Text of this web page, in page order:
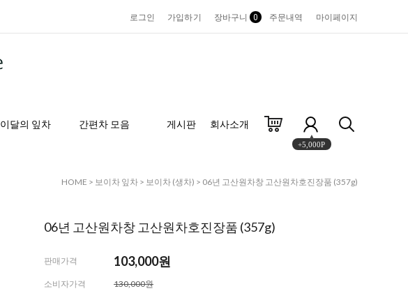
로그인 가입하기 장바구니 0 주문내역 마이페이지
이달의 잎차 간편차 모음 게시판 회사소개
+5,000P
HOME > 보이차 잎차 > 보이차 (생차) > 06년 고산원차창 고산원차호진장품 (357g)
06년 고산원차창 고산원차호진장품 (357g)
판매가격 103,000원
소비자가격
130,000원